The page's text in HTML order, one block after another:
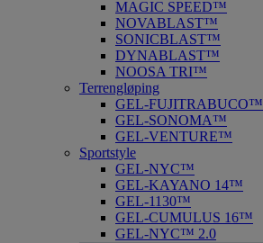
MAGIC SPEED™
NOVABLAST™
SONICBLAST™
DYNABLAST™
NOOSA TRI™
Terrengløping
GEL-FUJITRABUCO™
GEL-SONOMA™
GEL-VENTURE™
Sportstyle
GEL-NYC™
GEL-KAYANO 14™
GEL-1130™
GEL-CUMULUS 16™
GEL-NYC™ 2.0